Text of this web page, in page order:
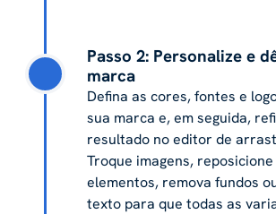
Passo 2: Personalize e
marca
Defina as cores, fontes e
sua marca e, em seguida,
resultado no editor de
Troque imagens, reposicione
elementos, remova fundos
texto para que todas as